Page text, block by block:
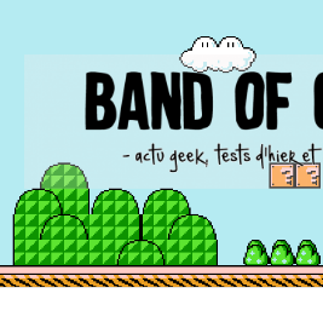
BAND OF
Actu Geek d'hier et d'aujourd'hui